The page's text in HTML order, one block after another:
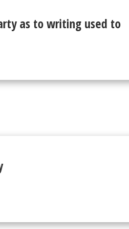
as to writing used to